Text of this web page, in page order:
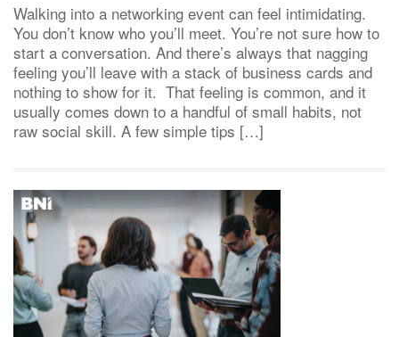
Walking into a networking event can feel intimidating.
You don’t know who you’ll meet. You’re not sure how to
start a conversation. And there’s always that nagging
feeling you’ll leave with a stack of business cards and
nothing to show for it. That feeling is common, and it
usually comes down to a handful of small habits, not
raw social skill. A few simple tips […]